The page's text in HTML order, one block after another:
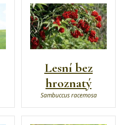
Lesní bez
hroznatý
Sambuccus racemosa